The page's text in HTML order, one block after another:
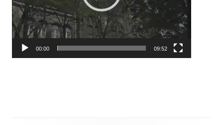
00:00 09:52